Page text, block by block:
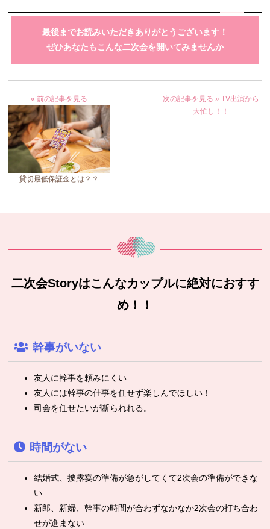
最後までお読みいただきありがとうございます！
ぜひあなたもこんな二次会を開いてみませんか
« 前の記事を見る
貸切最低保証金とは？？
次の記事を見る »TV出演から
大忙し！！
二次会Storyはこんなカップルに絶対におすす
め！！
幹事がいない
友人に幹事を頼みにくい
友人には幹事の仕事を任せず楽しんでほしい！
司会を任せたいが断られれる。
時間がない
結婚式、披露宴の準備が急がしてくて2次会の準備ができな
い
新郎、新婦、幹事の時間が合わずなかなか2次会の打ち合わ
せが進まない